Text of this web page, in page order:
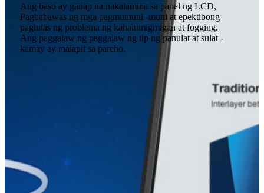
Ang baso ay ganap na nakalamina sa panel ng LCD,
Pagbabawas ng mga pagmumuni -muni at epektibong
paglutas ng problema ng kahalumigmigan at fogging.
Ang paggalaw ng paggalaw ng tip ng panulat at sulat -
kamay ay malapit sa pareho.